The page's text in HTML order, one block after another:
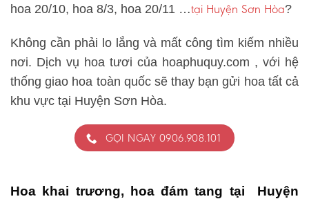
hoa 20/10, hoa 8/3, hoa 20/11 …tại Huyện Sơn Hòa?
Không cần phải lo lắng và mất công tìm kiếm nhiều
nơi. Dịch vụ hoa tươi của hoaphuquy.com , với hệ
thống giao hoa toàn quốc sẽ thay bạn gửi hoa tất cả
khu vực tại Huyện Sơn Hòa.
GỌI NGAY 0906.908.101
Hoa khai trương, hoa đám tang tại Huyện